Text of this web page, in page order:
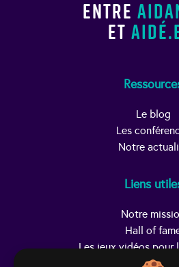
entre
et
Le blog
Les
Notre
Liens
Notre
Hall of
Les jeux vidéos pour